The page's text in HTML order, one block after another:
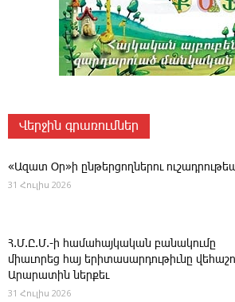
Վերջին գրառումներ
«Ազատ Օր»ի ընթերցողներու
31 Հուլիս 2026
Հ.Մ.Ը.Մ.-ի համահայկական բանակումը
միաւորեց հայ երիտասարդութիւնը
Արարատին ներքեւ
31 Հուլիս 2026